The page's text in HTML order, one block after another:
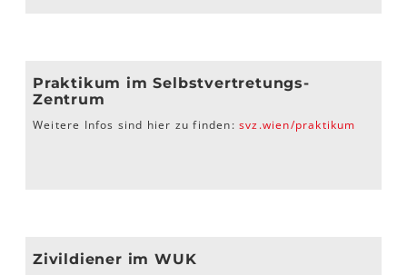
Praktikum im Selbstvertretungs-
Zentrum
Weitere Infos sind hier zu finden: svz.wien/praktikum
Zivildiener im WUK